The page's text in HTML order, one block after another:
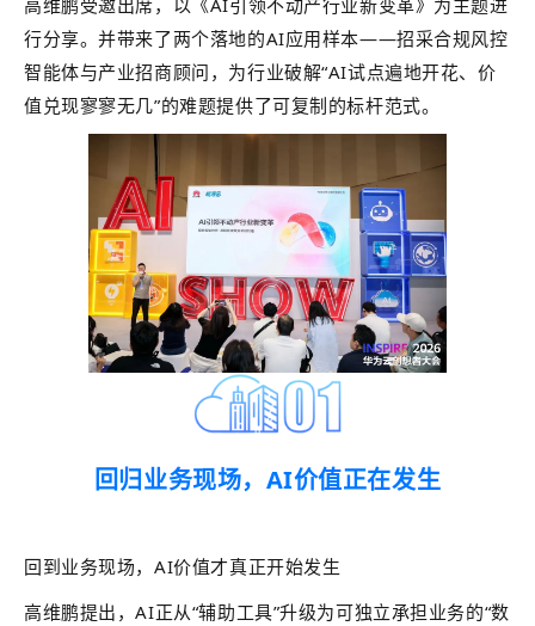
行分享。并带来了两个落地的AI应用样本——招采合规风控
智能体与产业招商顾问，为行业破解“AI试点遍地开花、价
值兑现寥寥无几”的难题提供了可复制的标杆范式。
回归业务现场，AI价值正在发生
回到业务现场，AI价值才真正开始发生
高维鹏提出，AI正从“辅助工具”升级为可独立承担业务的“数